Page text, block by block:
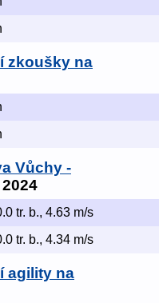
zkoušky na
Vůchy -
2024
tr. b., 4.63 m/s
tr. b., 4.34 m/s
agility na